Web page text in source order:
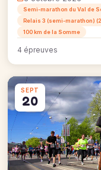
Semi-marathon du Val de
Relais 3 (semi-marathon)
100 km de la Somme
4 épreuves
SEPT
20